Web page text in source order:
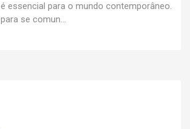
essencial para o mundo contemporâneo.
se comun...